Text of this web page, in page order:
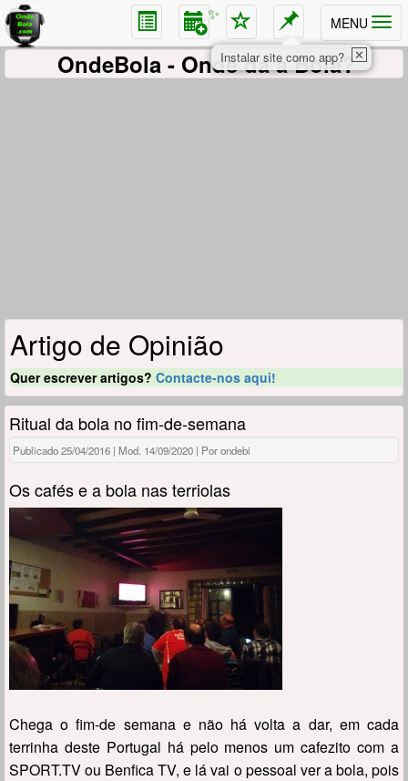
MENU
✨
OndeBola - Onde dá a Bola?
Artigo de Opinião
Quer escrever artigos? Contacte-nos aqui!
Ritual da bola no fim-de-semana
Publicado 25/04/2016 | Mod. 14/09/2020 | Por ondebi
Os cafés e a bola nas terriolas
Chega o fim-de semana e não há volta a dar, em cada
terrinha deste Portugal há pelo menos um cafezito com a
SPORT.TV ou Benfica TV, e lá vai o pessoal ver a bola, pois
✕
Instalar site como app?